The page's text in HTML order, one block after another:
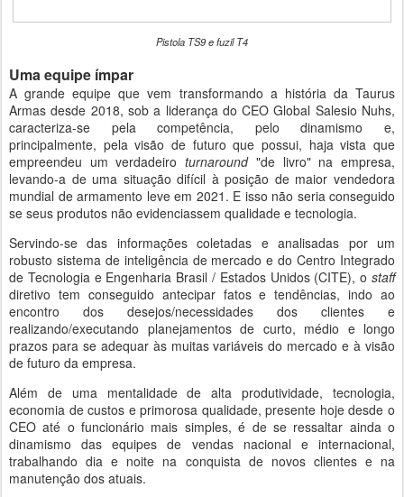
Pistola TS9 e fuzil T4
Uma equipe ímpar
A grande equipe que vem transformando a história da Taurus
Armas desde 2018, sob a liderança do CEO Global Salesio Nuhs,
caracteriza-se pela competência, pelo dinamismo e,
principalmente, pela visão de futuro que possui, haja vista que
empreendeu um verdadeiroturnaround "de livro" na empresa,
levando-a de uma situação difícil à posição de maior vendedora
mundial de armamento leve em 2021. E isso não seria conseguido
se seus produtos não evidenciassem qualidade e tecnologia.
Servindo-se das informações coletadas e analisadas por um
robusto sistema de inteligência de mercado e do Centro Integrado
de Tecnologia e Engenharia Brasil / Estados Unidos (CITE), o staff
diretivo tem conseguido antecipar fatos e tendências, indo ao
encontro dos desejos/necessidades dos clientes e
realizando/executando planejamentos de curto, médio e longo
prazos para se adequar às muitas variáveis do mercado e à visão
de futuro da empresa.
Além de uma mentalidade de alta produtividade, tecnologia,
economia de custos e primorosa qualidade, presente hoje desde o
CEO até o funcionário mais simples, é de se ressaltar ainda o
dinamismo das equipes de vendas nacional e internacional,
trabalhando dia e noite na conquista de novos clientes e na
manutenção dos atuais.